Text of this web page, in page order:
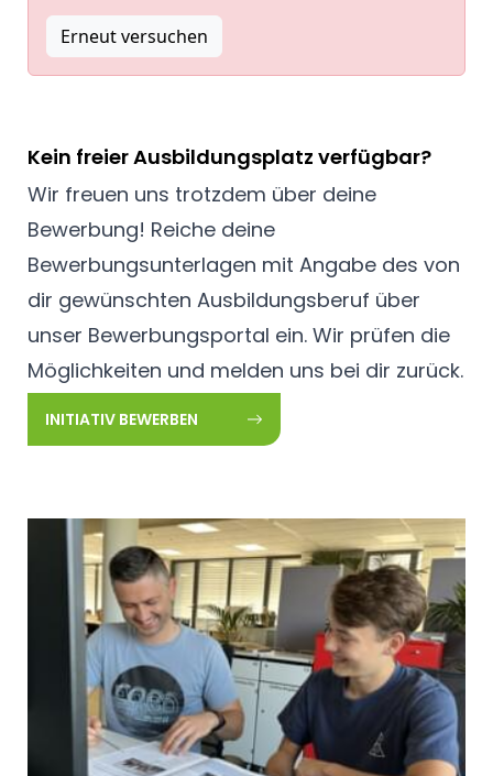
Erneut versuchen
Kein freier Ausbildungsplatz verfügbar?
Wir freuen uns trotzdem über deine
Bewerbung! Reiche deine
Bewerbungsunterlagen mit Angabe des von
dir gewünschten Ausbildungsberuf über
unser Bewerbungsportal ein. Wir prüfen die
Möglichkeiten und melden uns bei dir zurück.
INITIATIV BEWERBEN